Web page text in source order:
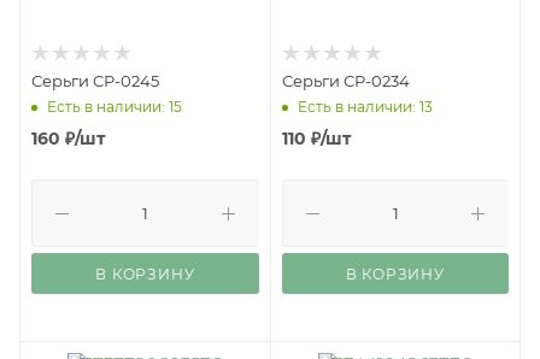
Серьги СР-0245
Есть в наличии: 15
160 ₽/шт
В КОРЗИНУ
Серьги СР-0234
Есть в наличии: 13
110 ₽/шт
В КОРЗИНУ